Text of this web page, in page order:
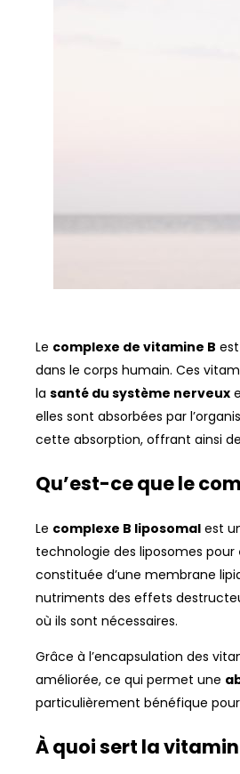
Le complexe de vitamine B
dans le corps humain. Ces
la santé du système nerveux
elles sont absorbées par
cette absorption, offrant ainsi
Qu’est-ce que le
Le complexe B liposomal est
technologie des liposomes pour
constituée d’une membrane
nutriments des effets
où ils sont nécessaires.
Grâce à l’encapsulation des
améliorée, ce qui permet une
particulièrement bénéfique
À quoi sert la